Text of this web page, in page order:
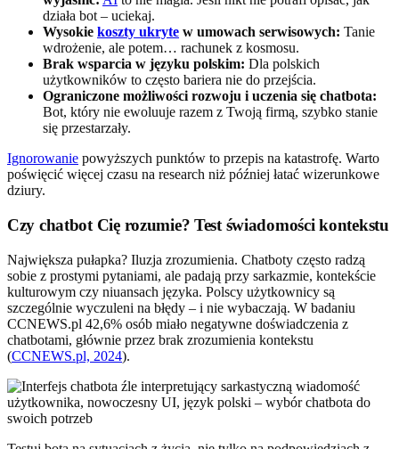
działa bot – uciekaj.
Wysokie koszty ukryte w umowach serwisowych: Tanie
wdrożenie, ale potem… rachunek z kosmosu.
Brak wsparcia w języku polskim: Dla polskich
użytkowników to często bariera nie do przejścia.
Ograniczone możliwości rozwoju i uczenia się chatbota:
Bot, który nie ewoluuje razem z Twoją firmą, szybko stanie
się przestarzały.
Ignorowanie powyższych punktów to przepis na katastrofę. Warto
poświęcić więcej czasu na research niż później łatać wizerunkowe
dziury.
Czy chatbot Cię rozumie? Test świadomości kontekstu
Największa pułapka? Iluzja zrozumienia. Chatboty często radzą
sobie z prostymi pytaniami, ale padają przy sarkazmie, kontekście
kulturowym czy niuansach języka. Polscy użytkownicy są
szczególnie wyczuleni na błędy – i nie wybaczają. W badaniu
CCNEWS.pl 42,6% osób miało negatywne doświadczenia z
chatbotami, głównie przez brak zrozumienia kontekstu
(CCNEWS.pl, 2024).